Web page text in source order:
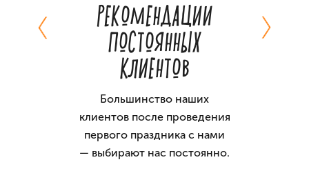
И
РЕКОМЕНДАЦИИ
ПОСТОЯННЫХ
КЛИЕНТОВ
Большинство наших
клиентов после проведения
первого праздника с нами
— выбирают нас постоянно.